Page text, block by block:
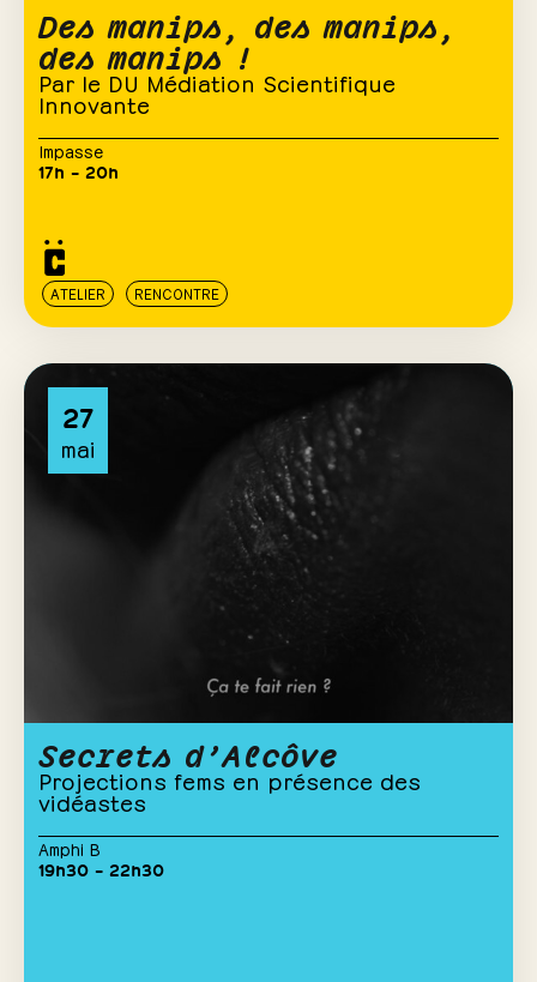
Des manips, des manips,
des manips !
Par le DU Médiation Scientifique
Innovante
Impasse
17h – 20h
ATELIER RENCONTRE
27
mai
Secrets d’Alcôve
Projections fems en présence des
vidéastes
Amphi B
19h30 – 22h30